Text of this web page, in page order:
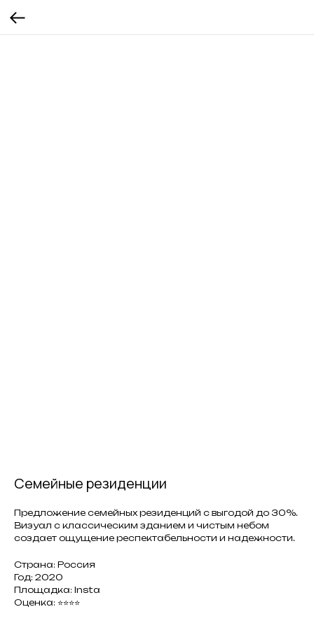
Семейные резиденции
Предложение семейных резиденций с выгодой до 30%.
Визуал с классическим зданием и чистым небом
создает ощущение респектабельности и надежности.
Страна: Россия
Год: 2020
Площадка: Insta
Оценка: ⭐⭐⭐⭐